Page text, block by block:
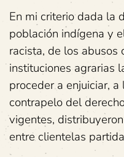
En mi criterio dada la
población indígena y
racista, de los abusos
instituciones agrarias
proceder a enjuiciar,
contrapelo del
vigentes,
entre clientelas